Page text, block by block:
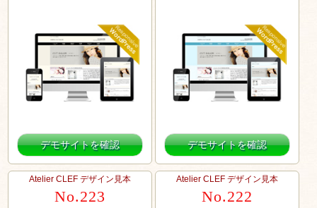
デモサイトを確認 デモサイトを確認
Atelier CLEF デザイン見本
No.223
Atelier CLEF デザイン見本
No.222